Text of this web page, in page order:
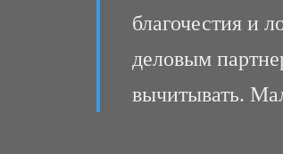
благочестия и
деловым
вычитывать.